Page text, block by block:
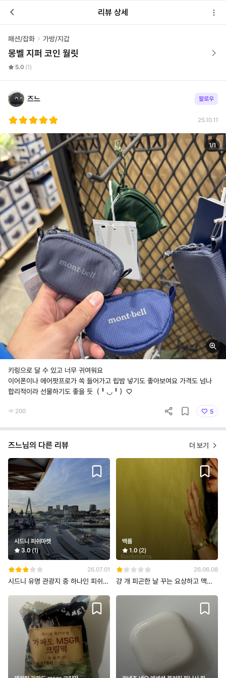
리뷰 상세
패션/잡화 가방/지갑
몽벨 지퍼 코인 월릿
5.0 (1)
즈느 팔로우
25.10.11
1/1
키링으로 달 수 있고 너무 귀여워요
이어폰이나 에어팟프로가 쏙 들어가고 립밤 넣기도 좋아보여요 가격도 넘나
합리적이라 선물하기도 좋을 듯（╹◡╹）♡
200 5
즈느님의 다른 리뷰 더 보기
시드니 피쉬마켓
3.0(1)
26.07.01
시드니 유명 관광지 중 하나인 피쉬마
백룸
1.0 (2)
26.06.08
걍 개 피곤한 날 꾸는 요상하고 맥락